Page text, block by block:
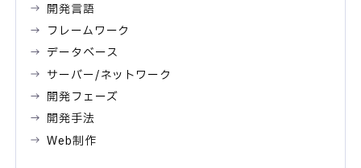
開発言語
フレームワーク
データベース
サーバー/ネットワーク
開発フェーズ
開発手法
Web制作